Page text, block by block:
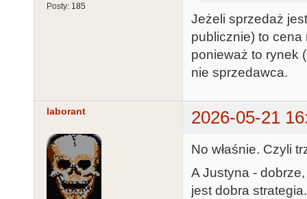
Posty: 185
Jeżeli sprzedaż
publicznie) to
ponieważ to rynek
nie sprzedawca.
laborant 2026-05-21
No właśnie. Czyli
A Justyna -
jest dobra